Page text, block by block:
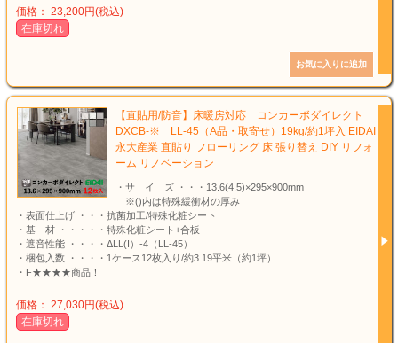
価格： 23,200円(税込)
在庫切れ
【直貼用/防音】床暖房対応 コンカーボダイレクト
DXCB-※ LL-45（A品・取寄せ）19kg/約1坪入 EIDAI
永大産業 直貼り フローリング 床 張り替え DIY リフォ
ーム リノベーション
・サ イ ズ ・・・13.6(4.5)×295×900mm
※()内は特殊緩衝材の厚み
・表面仕上げ ・・・抗菌加工/特殊化粧シート
・基 材 ・・・・・特殊化粧シート+合板
・遮音性能 ・・・・ΔLL(I）-4（LL-45）
・梱包入数 ・・・・1ケース12枚入り/約3.19平米（約1坪）
・F★★★★商品！
価格： 27,030円(税込)
在庫切れ